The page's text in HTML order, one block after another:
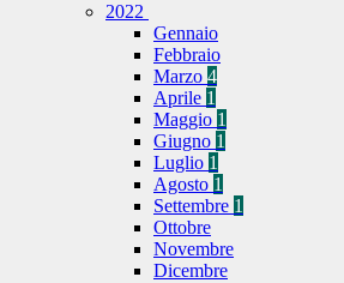
2022
Gennaio
Febbraio
Marzo 4
Aprile 1
Maggio 1
Giugno 1
Luglio 1
Agosto 1
Settembre 1
Ottobre
Novembre
Dicembre